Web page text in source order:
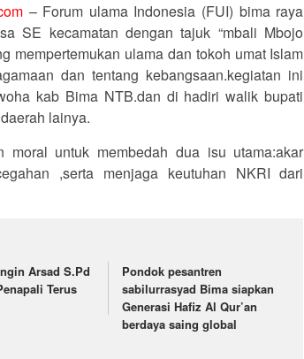
– Forum ulama Indonesia (FUI) bima raya
SE kecamatan dengan tajuk “mbali Mbojo
mempertemukan ulama dan tokoh umat Islam
dan tentang kebangsaan.kegiatan ini
kab Bima NTB.dan di hadiri walik bupati
lainya.
untuk membedah dua isu utama:akar
,serta menjaga keutuhan NKRI dari
Arsad S.Pd
Terus
Pondok pesantren
sabilurrasyad Bima siapkan
Generasi Hafiz Al Qur’an
berdaya saing global